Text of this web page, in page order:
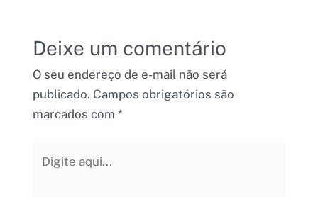
Deixe um comentário
O seu endereço de e-mail não será
publicado. Campos obrigatórios são
marcados com *
aqui...